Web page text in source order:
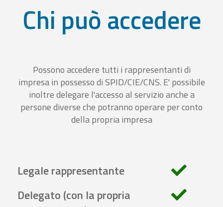
Chi può accedere
Possono accedere tutti i rappresentanti di
impresa in possesso di SPID/CIE/CNS. E' possibile
inoltre delegare l'accesso al servizio anche a
persone diverse che potranno operare per conto
della propria impresa
Legale rappresentante
Delegato (con la propria